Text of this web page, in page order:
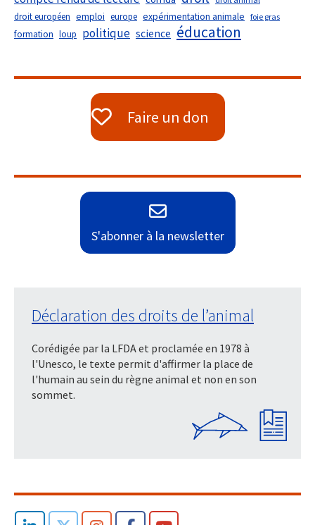
droit européen emploi europe expérimentation animale foie gras
formation loup politique science éducation
Faire un don
S'abonner à la newsletter
Déclaration des droits de l’animal
Corédigée par la LFDA et proclamée en 1978 à
l'Unesco, le texte permit d'affirmer la place de
l'humain au sein du règne animal et non en son
sommet.